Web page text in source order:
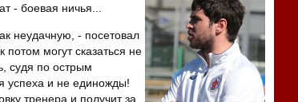
- боевая ничья...
неудачную, - посетовал
потом могут сказаться не
судя по острым
успеха и не единожды!
тренера и получит за